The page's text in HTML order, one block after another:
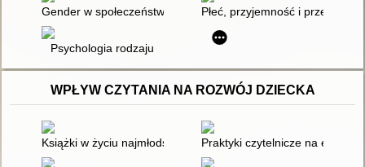
Gender w społeczeństwie polskimPłeć, przyjemność i przemoc :
Psychologia rodzaju
WPŁYW CZYTANIA NA ROZWÓJ DZIECKA
Książki w życiu najmłodszych Praktyki czytelnicze na ekranie